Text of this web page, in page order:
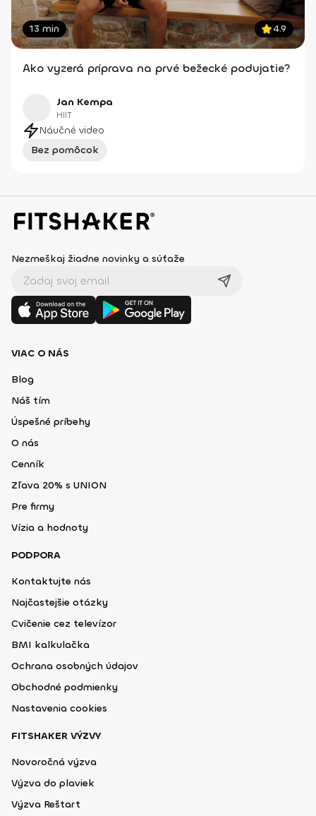
13 min 4.9
Ako vyzerá príprava na prvé bežecké podujatie?
Jan Kempa
HIIT
Náučné video
Bez pomôcok
Nezmeškaj žiadne novinky a súťaže
VIAC O NÁS
Blog
Náš tím
Úspešné príbehy
O nás
Cenník
Zľava 20% s UNION
Pre firmy
Vízia a hodnoty
PODPORA
Kontaktujte nás
Najčastejšie otázky
Cvičenie cez televízor
BMI kalkulačka
Ochrana osobných údajov
Obchodné podmienky
Nastavenia cookies
FITSHAKER VÝZVY
Novoročná výzva
Výzva do plaviek
Výzva Reštart